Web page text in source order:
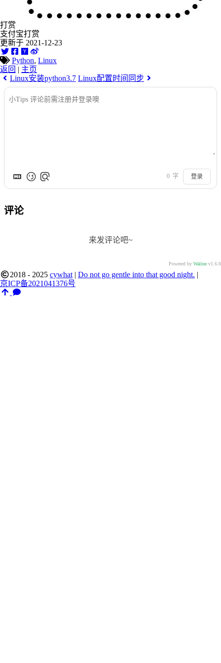
打赏
支付宝打赏
更新于 2021-12-23
Python, Linux
返回 | 主页
Linux安装python3.7 Linux配置时间同步
0 字 登录
评论
来发评论吧~
Powered by Waline v1.6.0
2018 - 2025 cywhat | Do not go gentle into that good night. |
京ICP备2021041376号